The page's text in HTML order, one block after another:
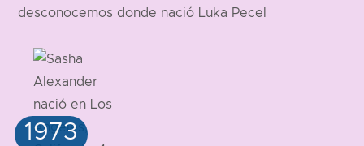
desconocemos donde nació Luka Pecel